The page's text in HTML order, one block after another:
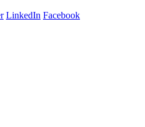
LinkedIn Facebook